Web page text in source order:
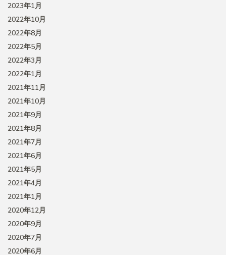
2023年1月
2022年10月
2022年8月
2022年5月
2022年3月
2022年1月
2021年11月
2021年10月
2021年9月
2021年8月
2021年7月
2021年6月
2021年5月
2021年4月
2021年1月
2020年12月
2020年9月
2020年7月
2020年6月